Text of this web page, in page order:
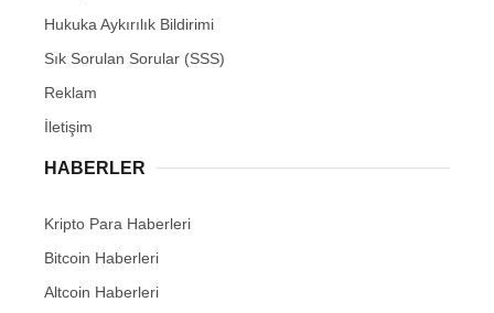
Hukuka Aykırılık Bildirimi
Sık Sorulan Sorular (SSS)
Reklam
İletişim
HABERLER
Kripto Para Haberleri
Bitcoin Haberleri
Altcoin Haberleri